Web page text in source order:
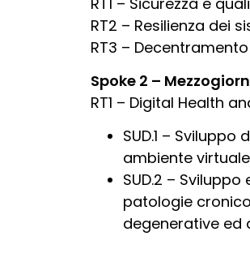
RT2 – Resilienza dei
RT3 –
Spoke 2 –
RT1 – Digital Health
SUD.1 –
ambiente
SUD.2 –
patologie cronico
degenerative ed